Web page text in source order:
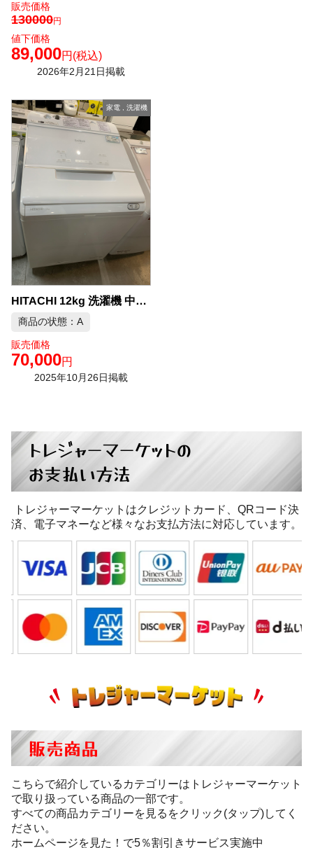
販売価格
130000円
値下価格
89,000円 (税込)
2026年2月21日掲載
家電, 洗濯機
HITACHI 12kg 洗濯機 中古品販売
商品の状態：A
販売価格
70,000円
2025年10月26日掲載
トレジャーマーケットの
お支払い方法
トレジャーマーケットはクレジットカード、QRコード決
済、電子マネーなど様々なお支払方法に対応しています。
販売商品
こちらで紹介しているカテゴリーはトレジャーマーケット
で取り扱っている商品の一部です。
すべての商品カテゴリーを見るをクリック(タップ)してく
ださい。
ホームページを見た！で5％割引きサービス実施中